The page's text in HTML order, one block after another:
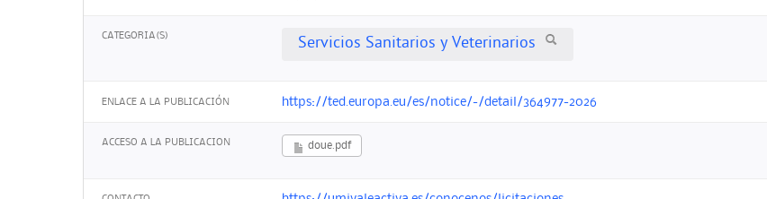
CATEGORIA(S) Servicios Sanitarios y Veterinarios
ENLACE A LA PUBLICACIÓN https://ted.europa.eu/es/notice/-/detail/364977-2026
ACCESO A LA PUBLICACION doue.pdf